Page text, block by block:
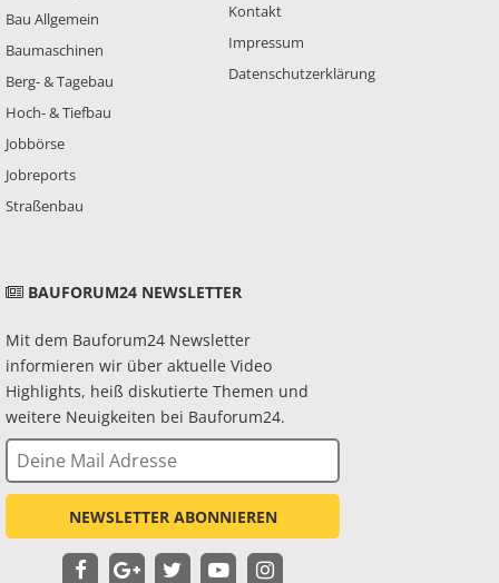
Bau Allgemein
Baumaschinen
Berg- & Tagebau
Hoch- & Tiefbau
Jobbörse
Jobreports
Straßenbau
Kontakt
Impressum
Datenschutzerklärung
BAUFORUM24 NEWSLETTER
Mit dem Bauforum24 Newsletter
informieren wir über aktuelle Video
Highlights, heiß diskutierte Themen und
weitere Neuigkeiten bei Bauforum24.
NEWSLETTER ABONNIEREN